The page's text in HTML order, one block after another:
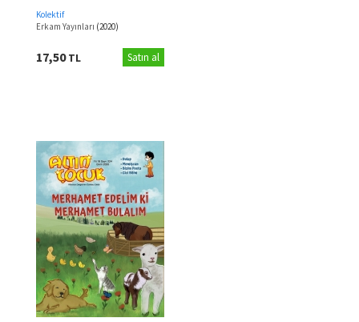
Kolektif
Erkam Yayınları (2020)
17,50TL Satın al